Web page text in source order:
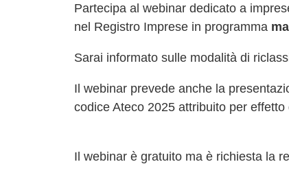
Partecipa al webinar dedicato a
nel Registro Imprese in programma
Sarai informato sulle modalità di
Il webinar prevede anche la
codice Ateco 2025 attribuito per
Il webinar è gratuito ma è richiesta la